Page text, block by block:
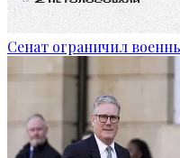
Сенат ограничил